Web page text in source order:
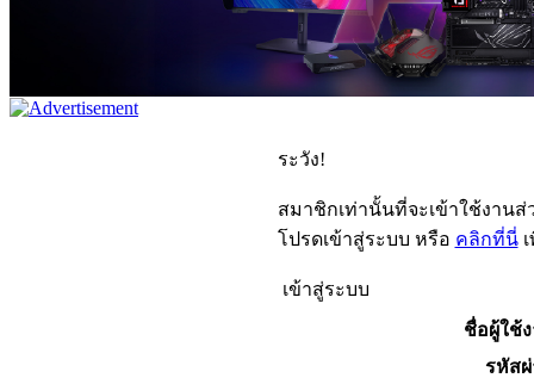
ระวัง!
สมาชิกเท่านั้นที่จะเข้าใช้งานส่
โปรดเข้าสู่ระบบ หรือ คลิกที่นี่เ
เข้าสู่ระบบ
ชื่อผู้ใช้
รหัส